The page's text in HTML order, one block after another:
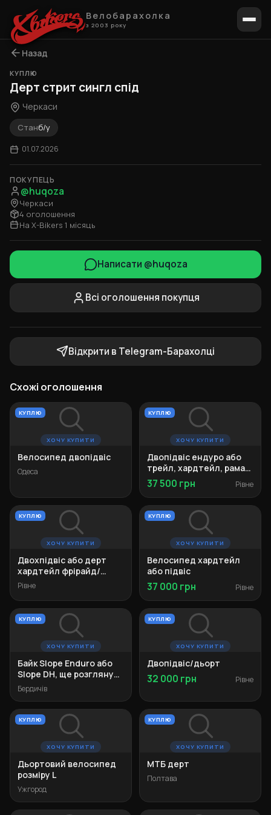
Велобарахолка
з 2003 року
Назад
КУПЛЮ
Дерт стрит сингл спід
Черкаси
Станб/у
01.07.2026
ПОКУПЕЦЬ
@huqoza
Черкаси
4 оголошення
На X-Bikers 1 місяць
Написати @huqoza
Всі оголошення покупця
Відкрити в Telegram-Барахолці
Схожі оголошення
ХОЧУ КУПИТИ
КУПЛЮ
Велосипед двопідвіс
Одеса
ХОЧУ КУПИТИ
КУПЛЮ
Двопідвіс ендуро або
трейл, хардтейл, рама
M-L
37 500 грн Рівне
ХОЧУ КУПИТИ
КУПЛЮ
Двохпідвіс або дерт
хардтейл фрірайд/
ендуро
Рівне
ХОЧУ КУПИТИ
КУПЛЮ
Велосипед хардтейл
або підвіс
37 000 грн Рівне
ХОЧУ КУПИТИ
КУПЛЮ
Байк Slope Enduro або
Slope DH, ще розгляну
Dartmoor Hornet Pro
Бердичів
ХОЧУ КУПИТИ
КУПЛЮ
Двопідвіс/дьорт
32 000 грн Рівне
ХОЧУ КУПИТИ
КУПЛЮ
Дьортовий велосипед
розміру L
Ужгород
ХОЧУ КУПИТИ
КУПЛЮ
МТБ дерт
Полтава